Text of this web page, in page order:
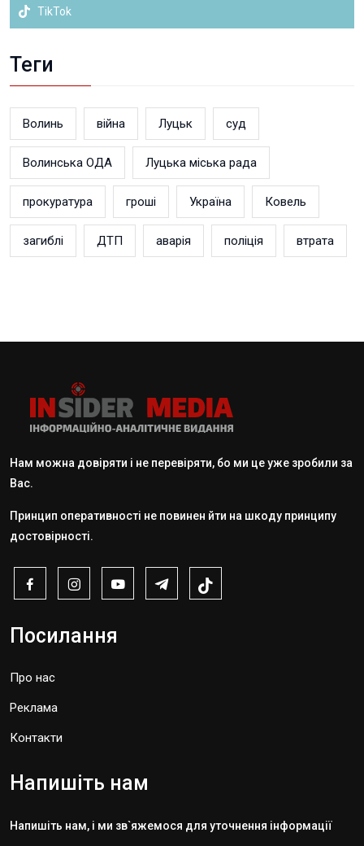
TikTok
Теги
Волинь війна Луцьк суд
Волинська ОДА Луцька міська рада
прокуратура гроші Україна Ковель
загиблі ДТП аварія поліція втрата
Нам можна довіряти і не перевіряти, бо ми це уже зробили за
Вас.
Принцип оперативності не повинен йти на шкоду принципу
достовірності.
Посилання
Про нас
Реклама
Контакти
Напишіть нам
Напишіть нам, і ми зв`яжемося для уточнення інформації